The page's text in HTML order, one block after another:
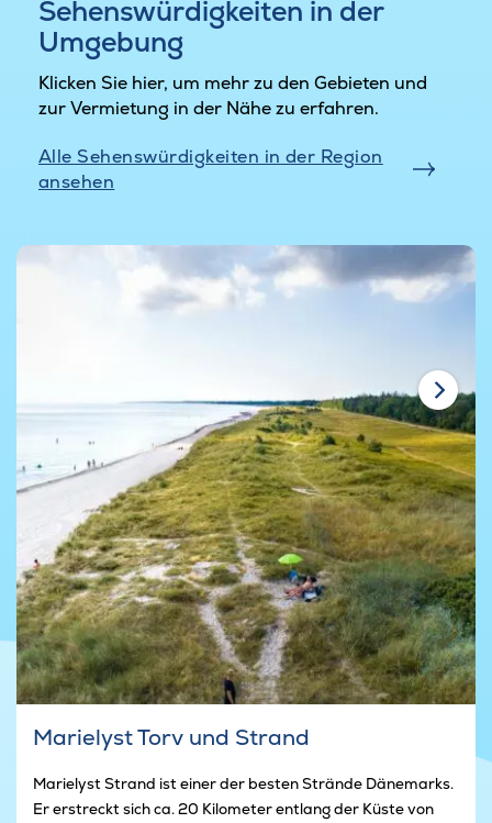
Sehenswürdigkeiten in der
Umgebung
Klicken Sie hier, um mehr zu den Gebieten und
zur Vermietung in der Nähe zu erfahren.
Alle Sehenswürdigkeiten in der Region
ansehen
Marielyst Torv und Strand
Marielyst Strand ist einer der besten Strände Dänemarks.
Er erstreckt sich ca. 20 Kilometer entlang der Küste von